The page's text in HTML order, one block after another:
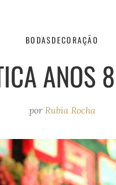
BODASDECORAÇÃO
ANOS
por Rubia Rocha